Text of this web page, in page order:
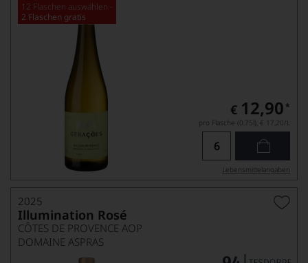
12 Flaschen auswählen -
2 Flaschen gratis
€ 12,90 *
pro Flasche (0.75l), € 17,20/L
Lebensmittel­angaben
2025
Illumination Rosé
CÔTES DE PROVENCE AOP
DOMAINE ASPRAS